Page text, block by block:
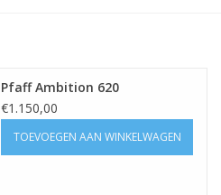
Pfaff Ambition 620
€1.150,00
TOEVOEGEN AAN WINKELWAGEN